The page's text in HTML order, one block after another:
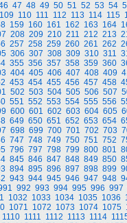
47 48 49 50 51 52 53 54
109 110 111 112 113 114 115
159 160 161 162 163 164
208 209 210 211 212 213
257 258 259 260 261 262
306 307 308 309 310 311
355 356 357 358 359 360
404 405 406 407 408 409
453 454 455 456 457 458
502 503 504 505 506 507
551 552 553 554 555 556
600 601 602 603 604 605
649 650 651 652 653 654
698 699 700 701 702 703
747 748 749 750 751 752
796 797 798 799 800 801
845 846 847 848 849 850
894 895 896 897 898 899
943 944 945 946 947 948
992 993 994 995 996 997
1032 1033 1034 1035 1036
1071 1072 1073 1074 1075
1110 1111 1112 1113 1114